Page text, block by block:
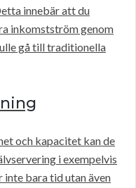
innebär att du
inkomstström genom
gå till traditionella
och kapacitet kan de
i exempelvis
bara tid utan även